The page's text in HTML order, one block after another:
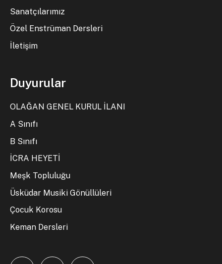
Sanatçılarımız
Özel Enstrüman Dersleri
İletişim
Duyurular
OLAĞAN GENEL KURUL İLANI
A Sınıfı
B Sınıfı
İCRA HEYETİ
Meşk Topluluğu
Üsküdar Musiki Gönüllüleri
Çocuk Korosu
Keman Dersleri